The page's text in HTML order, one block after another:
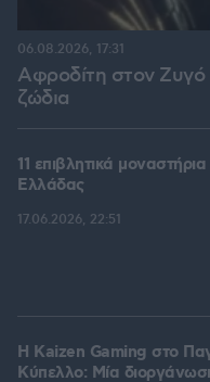
Αφροδίτη στον
ζώδια
06.08.2026, 17:31
11 επιβλητικά
Ελλάδας
17.06.2026, 22:51
H Kaizen Gaming στο
Kύπελλο: Μία